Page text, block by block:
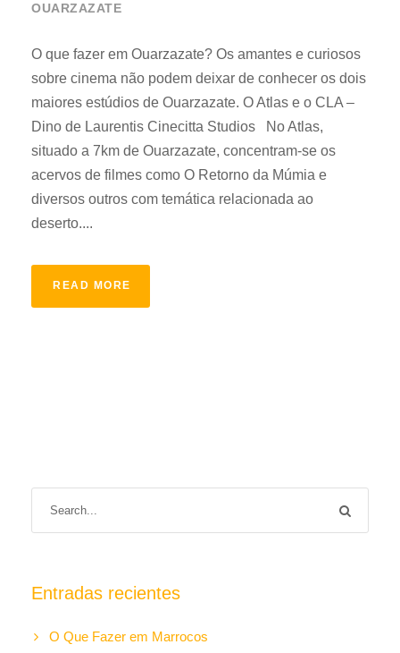
OUARZAZATE
O que fazer em Ouarzazate? Os amantes e curiosos
sobre cinema não podem deixar de conhecer os dois
maiores estúdios de Ouarzazate. O Atlas e o CLA –
Dino de Laurentis Cinecitta Studios No Atlas,
situado a 7km de Ouarzazate, concentram-se os
acervos de filmes como O Retorno da Múmia e
diversos outros com temática relacionada ao
deserto....
READ MORE
Entradas recientes
O Que Fazer em Marrocos